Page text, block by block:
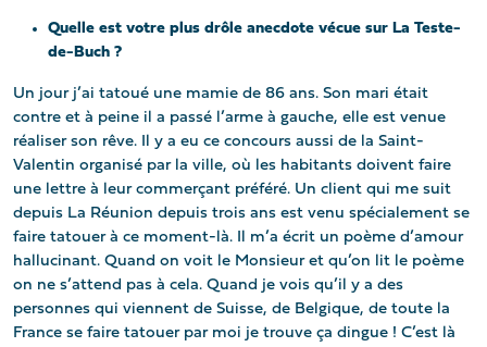
Quelle est votre plus drôle anecdote vécue sur La Teste-
de-Buch ?
Un jour j’ai tatoué une mamie de 86 ans. Son mari était
contre et à peine il a passé l’arme à gauche, elle est venue
réaliser son rêve. Il y a eu ce concours aussi de la Saint-
Valentin organisé par la ville, où les habitants doivent faire
une lettre à leur commerçant préféré. Un client qui me suit
depuis La Réunion depuis trois ans est venu spécialement se
faire tatouer à ce moment-là. Il m’a écrit un poème d’amour
hallucinant. Quand on voit le Monsieur et qu’on lit le poème
on ne s’attend pas à cela. Quand je vois qu’il y a des
personnes qui viennent de Suisse, de Belgique, de toute la
France se faire tatouer par moi je trouve ça dingue ! C’est là